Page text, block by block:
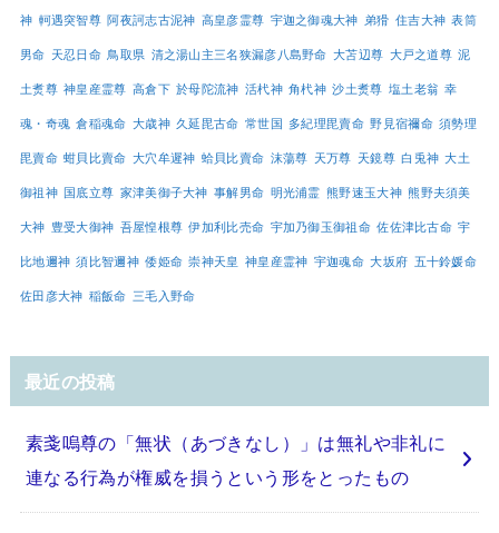
神 軻遇突智尊 阿夜訶志古泥神 高皇彦霊尊 宇迦之御魂大神 弟猾 住吉大神 表筒
男命 天忍日命 鳥取県 清之湯山主三名狭漏彦八島野命 大苫辺尊 大戸之道尊 泥
土煑尊 神皇産霊尊 高倉下 於母陀流神 活杙神 角杙神 沙土煑尊 塩土老翁 幸
魂・奇魂 倉稲魂命 大歳神 久延毘古命 常世国 多紀理毘賣命 野見宿禰命 須勢理
毘賣命 蚶貝比賣命 大穴牟遲神 蛤貝比賣命 沫蕩尊 天万尊 天鏡尊 白兎神 大土
御祖神 国底立尊 家津美御子大神 事解男命 明光浦霊 熊野速玉大神 熊野夫須美
大神 豊受大御神 吾屋惶根尊 伊加利比売命 宇加乃御玉御祖命 佐佐津比古命 宇
比地邇神 須比智邇神 倭姫命 崇神天皇 神皇産霊神 宇迦魂命 大坂府 五十鈴媛命
佐田彦大神 稲飯命 三毛入野命
最近の投稿
素戔嗚尊の「無状（あづきなし）」は無礼や非礼に
連なる行為が権威を損うという形をとったもの